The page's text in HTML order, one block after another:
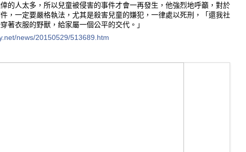
的人太多，所以兒童被侵害的事件才會一再發生，他強烈地呼籲，對於
，一定要嚴格執法，尤其是殺害兒童的嫌犯，一律處以死刑，「還我社
著衣服的野獸，給家屬一個公平的交代。」
news/20150529/513689.htm